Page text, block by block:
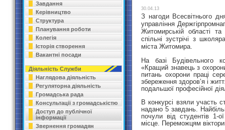
Завдання
Керівництво
Структура
Планування роботи
Колегія
Історія створення
Вакантні посади
Діяльність Служби
Наглядова діяльність
Регуляторна діяльність
Громадська рада
Консультації з громадськістю
Доступ до публічної
інформації
Звернення громадян
30.04.13
З нагоди Всесвітнього
управління
Житомирській області
спільні зустрічі з
міста Житомира.
На базі Будівельного
«Кращий знавець з
питань охорони праці
збереження здоров’я і
подальшої професійної
В конкурсі взяли участь
надано 5 завдань.
почули від студентів
місце. Переможцям